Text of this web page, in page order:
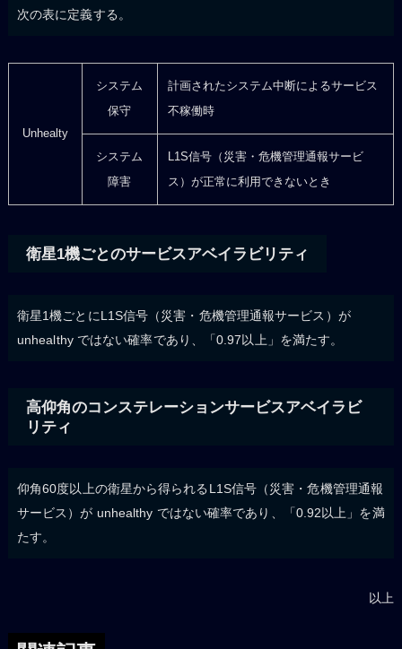
次の表に定義する。
Unhealty
システム
保守
計画されたシステム中断によるサービス
不稼働時
システム
障害
L1S信号（災害・危機管理通報サービ
ス）が正常に利用できないとき
衛星1機ごとのサービスアベイラビリティ
衛星1機ごとにL1S信号（災害・危機管理通報サービス）が
unhealthy ではない確率であり、「0.97以上」を満たす。
高仰角のコンステレーションサービスアベイラビ
リティ
仰角60度以上の衛星から得られるL1S信号（災害・危機管理通報
サービス）が unhealthy ではない確率であり、「0.92以上」を満
たす。
以上